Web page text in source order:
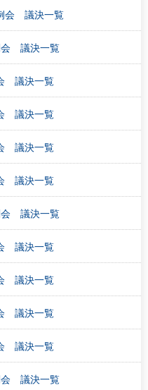
会 議決一覧
会 議決一覧
議決一覧
議決一覧
議決一覧
議決一覧
会 議決一覧
議決一覧
議決一覧
議決一覧
議決一覧
会 議決一覧